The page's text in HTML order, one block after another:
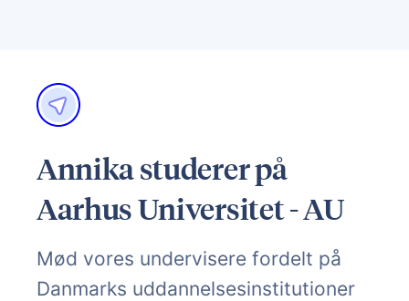
Annika studerer på
Aarhus Universitet - AU
Mød vores undervisere fordelt på
Danmarks uddannelsesinstitutioner